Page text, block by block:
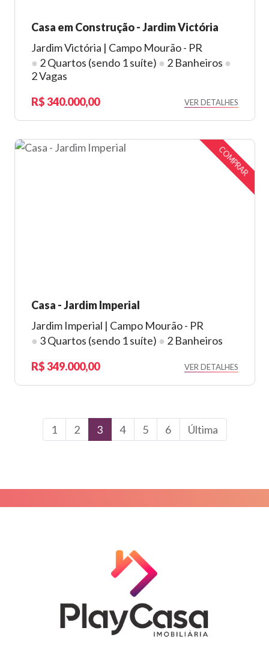
Casa em Construção - Jardim Victória
Jardim Victória | Campo Mourão - PR
● 2 Quartos (sendo 1 suíte) ● 2 Banheiros ●
2 Vagas
340.000,00
VER DETALHES
COMPRAR
Casa - Jardim Imperial
Jardim Imperial | Campo Mourão - PR
● 3 Quartos (sendo 1 suíte) ● 2 Banheiros
349.000,00
VER DETALHES
1 2 3 4 5 6 Última